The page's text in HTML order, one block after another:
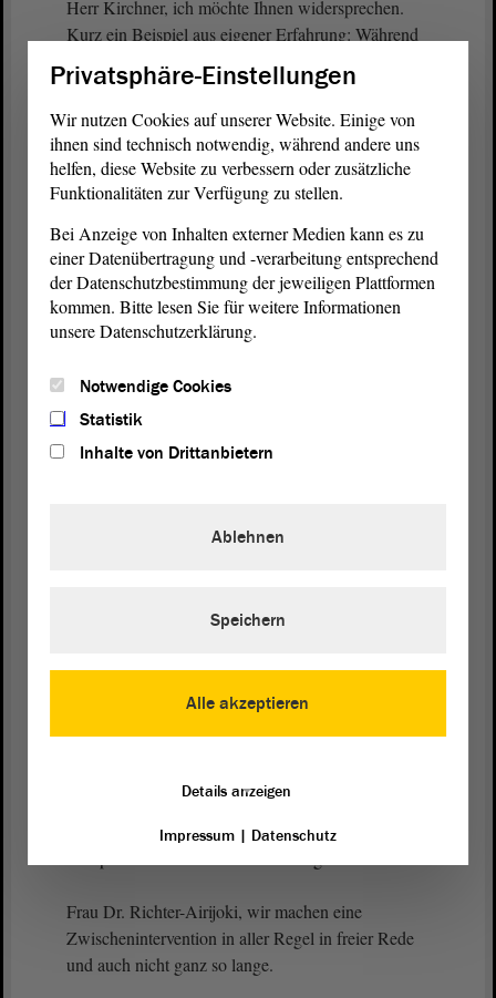
Herr Kirchner, ich möchte Ihnen widersprechen.
Kurz ein Beispiel aus eigener Erfahrung: Während
Entwicklungszusammenarbeit traf ich eine junge
Kenianerin, die befristet mit ihrer Schwester und
ihrem deutschen Schwager in einer ländlichen
Region in Deutschland gelebt und dort als Helferin
in einem Altenheim gearbeitet hatte. Obwohl sich
Aufenthalts- und Arbeitserlaubnis einsetzte, blieb
das Ausländeramt hart; nach dem Motto, in dem
Fall, zwar nicht in Sachsen-Anhalt: Tut nichts, die
Afrikanerin muss raus.
(Beifall bei der AfD)
Wenigstens konnte unser Programm in Kenia davon
profitieren; denn wir suchten gerade eine
auch in der Arbeit unermüdlich. Aber es wäre für
war, die hinterlassene Lücke zu füllen.
Den Luxus bei dem Fachkräftemangel, den wir in
Deutschland und gerade in Sachsen-Anhalt haben,
Frau Dr. Richter-Airijoki, wir machen eine
Zwischenintervention in aller Regel in freier Rede
und auch nicht ganz so lange.
Privatsphäre-Einstellungen
Wir nutzen Cookies auf unserer Website. Einige von
ihnen sind technisch notwendig, während andere uns
helfen, diese Website zu verbessern oder zusätzliche
Funktionalitäten zur Verfügung zu stellen.
Bei Anzeige von Inhalten externer Medien kann es zu
einer Datenübertragung und -verarbeitung entsprechend
der Datenschutzbestimmung der jeweiligen Plattformen
kommen. Bitte lesen Sie für weitere Informationen
unsere Datenschutzerklärung.
Notwendige Cookies
Statistik
Inhalte von Drittanbietern
Alle akzeptieren
Ablehnen
Speichern
Details anzeigen
Impressum| Datenschutz